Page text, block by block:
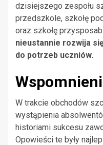
dzisiejszego zespołu
przedszkole, szkołę
oraz szkołę
nieustannie rozwija
do potrzeb uczniów.
W trakcie obchodów
wystąpienia
historiami sukcesu
Opowieści te były